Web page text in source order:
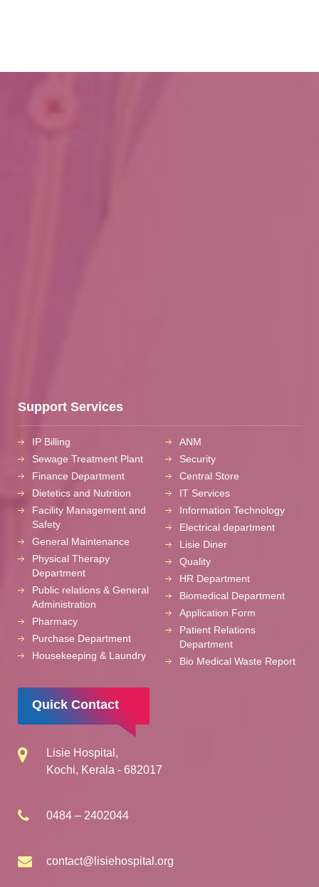
Support Services
IP Billing
Sewage Treatment Plant
Finance Department
Dietetics and Nutrition
Facility Management and
Safety
General Maintenance
Physical Therapy
Department
Public relations & General
Administration
Pharmacy
Purchase Department
Housekeeping & Laundry
ANM
Security
Central Store
IT Services
Information Technology
Electrical department
Lisie Diner
Quality
HR Department
Biomedical Department
Application Form
Patient Relations
Department
Bio Medical Waste Report
Quick Contact
Lisie Hospital,
Kochi, Kerala - 682017
0484 – 2402044
contact@lisiehospital.org